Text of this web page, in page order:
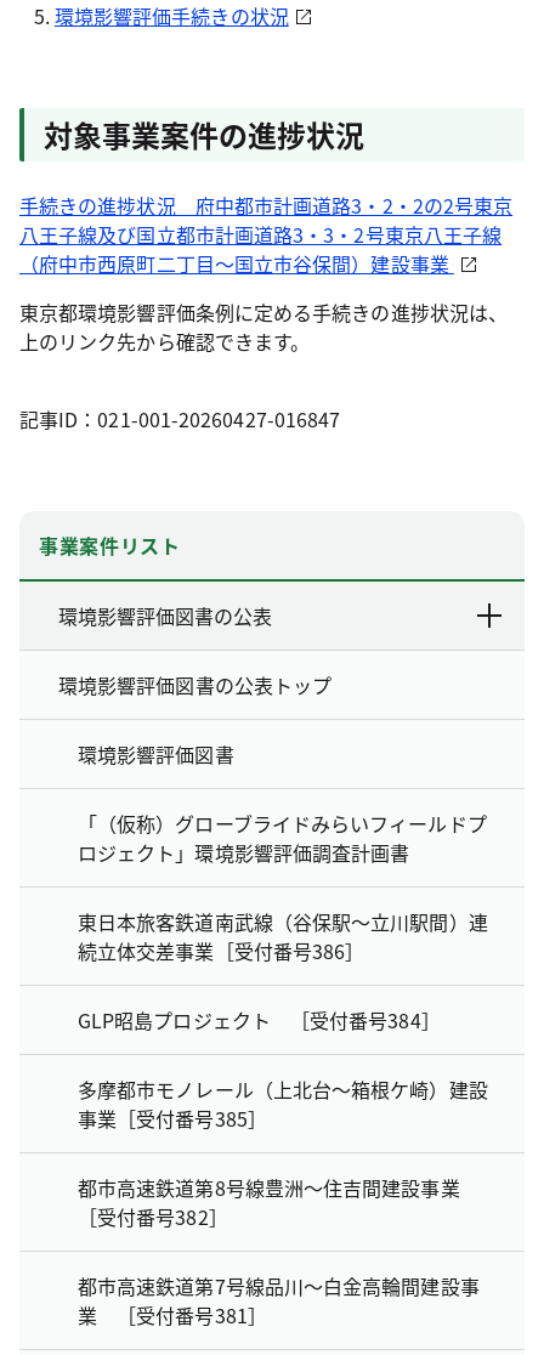
環境影響評価手続きの状況
対象事業案件の進捗状況
手続きの進捗状況 府中都市計画道路3・2・2の2号東京
八王子線及び国立都市計画道路3・3・2号東京八王子線
（府中市西原町二丁目～国立市谷保間）建設事業
東京都環境影響評価条例に定める手続きの進捗状況は、
上のリンク先から確認できます。
記事ID：021-001-20260427-016847
事業案件リスト
環境影響評価図書の公表
環境影響評価図書の公表トップ
環境影響評価図書
「（仮称）グローブライドみらいフィールドプ
ロジェクト」環境影響評価調査計画書
東日本旅客鉄道南武線（谷保駅～立川駅間）連
続立体交差事業［受付番号386］
GLP昭島プロジェクト ［受付番号384］
多摩都市モノレール（上北台～箱根ケ崎）建設
事業［受付番号385］
都市高速鉄道第8号線豊洲～住吉間建設事業
［受付番号382］
都市高速鉄道第7号線品川～白金高輪間建設事
業 ［受付番号381］